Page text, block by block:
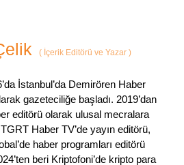
(İçerik Editörü ve Yazar )
İstanbul’da Demirören Haber
gazeteciliğe başladı. 2019’dan
editörü olarak ulusal mecralara
Haber TV’de yayın editörü,
haber programları editörü
beri Kriptofoni’de kripto para